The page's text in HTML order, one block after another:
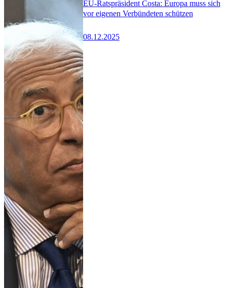
EU-Ratspräsident Costa: Europa muss sich
vor eigenen Verbündeten schützen
08.12.2025